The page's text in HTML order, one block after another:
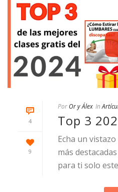
4
9
Por Or y Álex In
Top 3
Echa un
más
para ti solo